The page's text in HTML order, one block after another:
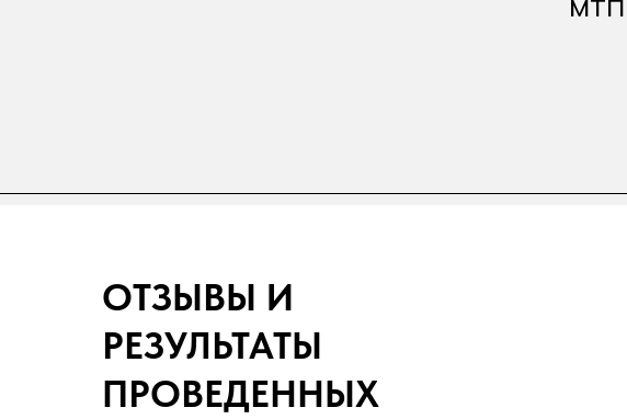
ОТЗЫВЫ И
РЕЗУЛЬТАТЫ
ПРОВЕДЕННЫХ